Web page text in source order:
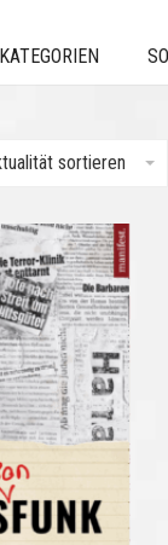
KATEGORIEN
sortieren